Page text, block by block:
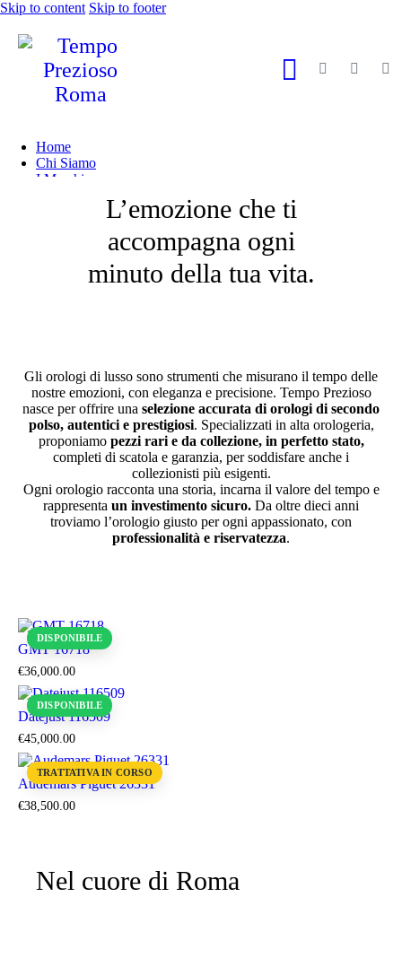
Skip to content Skip to footer
Home
Chi Siamo
I Marchi
L’emozione che ti
accompagna ogni
minuto della tua vita.
Gli orologi di lusso sono strumenti che misurano il tempo delle
nostre emozioni, con eleganza e precisione. Tempo Prezioso
nasce per offrire una selezione accurata di orologi di secondo
polso, autentici e prestigiosi. Specializzati in alta orologeria,
proponiamo pezzi rari e da collezione, in perfetto stato,
completi di scatola e garanzia, per soddisfare anche i
collezionisti più esigenti.
Ogni orologio racconta una storia, incarna il valore del tempo e
rappresenta un investimento sicuro. Da oltre dieci anni
troviamo l’orologio giusto per ogni appassionato, con
professionalità e riservatezza.
DISPONIBILE
GMT 16718
€36,000.00
DISPONIBILE
Datejust 116509
€45,000 00
TRATTATIVA IN CORSO
Audemars Piguet 26331
€38,500 00
Nel cuore di Roma